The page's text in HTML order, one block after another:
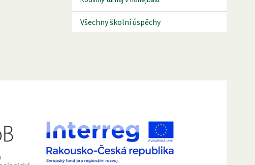
Všechny školní úspěchy